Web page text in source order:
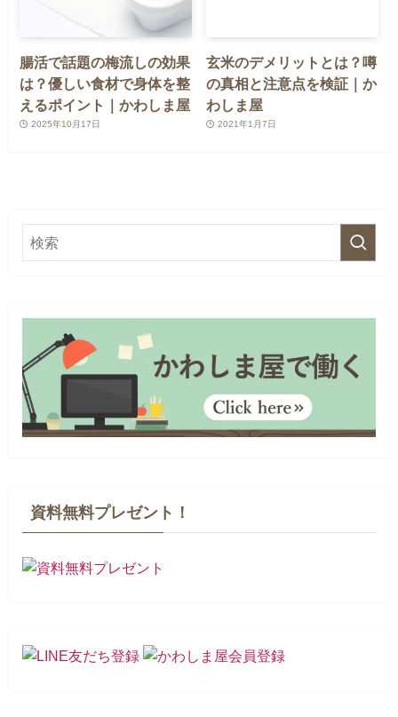
腸活で話題の梅流しの効果
は？優しい食材で身体を整
えるポイント｜かわしま屋
2025年10月17日
玄米のデメリットとは？噂
の真相と注意点を検証｜か
わしま屋
2021年1月7日
資料無料プレゼント！